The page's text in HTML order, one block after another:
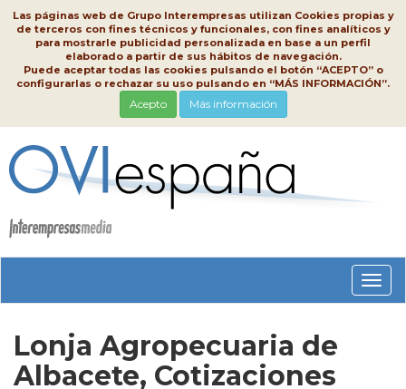
Las páginas web de Grupo Interempresas utilizan Cookies propias y
de terceros con fines técnicos y funcionales, con fines analíticos y
para mostrarle publicidad personalizada en base a un perfil
elaborado a partir de sus hábitos de navegación.
Puede aceptar todas las cookies pulsando el botón “ACEPTO” o
configurarlas o rechazar su uso pulsando en “MÁS INFORMACIÓN”.
Acepto Más información
Lonja Agropecuaria de
Albacete, Cotizaciones